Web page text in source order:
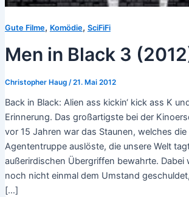
Gute Filme, Komödie, SciFiFi
Men in Black 3
Christopher Haug /21. Mai 2012
Back in Black: Alien ass kickin‘ kick ass K
Erinnerung. Das großartigste bei der
vor 15 Jahren war das Staunen, welches
Agententruppe auslöste, die unsere Welt
außerirdischen Übergriffen bewahrte. Dabei
noch nicht einmal dem Umstand
[…]